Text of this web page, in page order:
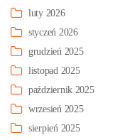
luty 2026
styczeń 2026
grudzień 2025
listopad 2025
październik 2025
wrzesień 2025
sierpień 2025